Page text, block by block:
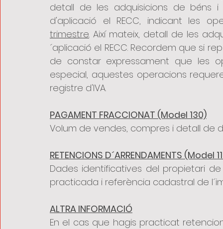
detall de les adquisicions de béns
d'aplicació el RECC, indicant les
trimestre. Així mateix, detall de les
´aplicació el RECC. Recordem que si
de constar expressament que les
especial, aquestes operacions
registre d'IVA.
PAGAMENT FRACCIONAT (Model 130)
Volum de vendes, compres i detall de
RETENCIONS D´ARRENDAMENTS (Model
Dades identificatives del propietari
practicada i referència cadastral de
ALTRA INFORMACIÓ
En el cas que hagis practicat